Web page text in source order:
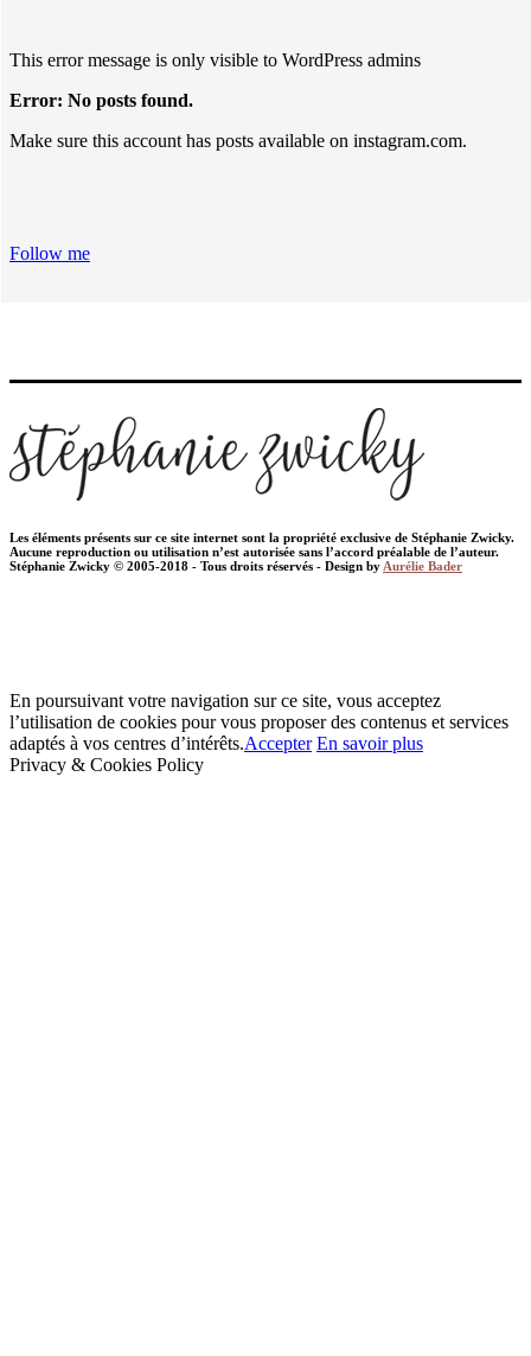
This error message is only visible to WordPress admins
Error: No posts found.
Make sure this account has posts available on instagram.com.
Follow me
Les éléments présents sur ce site internet sont la propriété exclusive de Stéphanie Zwicky.
Aucune reproduction ou utilisation n’est autorisée sans l’accord préalable de l’auteur.
Stéphanie Zwicky © 2005-2018 - Tous droits réservés - Design byAurélie Bader
En poursuivant votre navigation sur ce site, vous acceptez
l’utilisation de cookies pour vous proposer des contenus et services
adaptés à vos centres d’intérêts.Accepter En savoir plus
Privacy & Cookies Policy